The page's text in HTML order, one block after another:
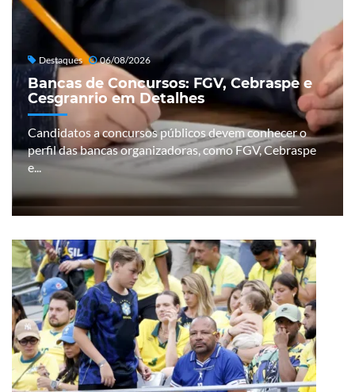
Destaques 06/08/2026
Bancas de Concursos: FGV, Cebraspe e
Cesgranrio em Detalhes
Candidatos a concursos públicos devem conhecer o
perfil das bancas organizadoras, como FGV, Cebraspe
e...